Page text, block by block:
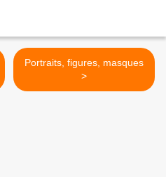
Portraits, figures, masques
>